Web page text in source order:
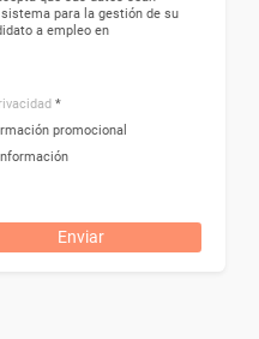
para la gestión de su
a empleo en
*
promocional
Enviar